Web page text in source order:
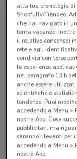
VICOLO DI
8.1 km
Via
11.4 km
Via
15.6 km
VIA CARLO
19.3 km
alla tua cronologia di
Shopfully/Tiendeo.
che hai navigato in
tema vacanze.
il relativo consenso)
rete e agli
condivisi con terze
le esperienze
nel paragrafo 13.b
anche essere
scientifiche e
tendenze. Puoi
accedendo a Menu >
nostra App. Cosa
pubblicitari, ma
saranno rilevanti per
accedendo a Menu >
nostra App.